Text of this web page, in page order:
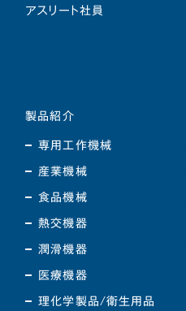
アスリート社員
製品紹介
専用工作機械
産業機械
食品機械
熱交機器
潤滑機器
医療機器
理化学製品/衛生用品